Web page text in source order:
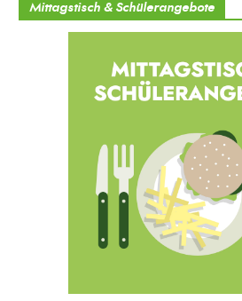
Mittagstisch & Schülerangebote